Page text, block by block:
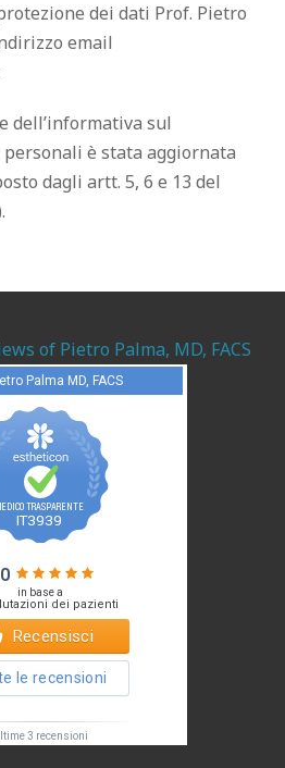
dei dati Prof. Pietro
email
dell’informativa sul
è stata aggiornata
dagli artt. 5, 6 e 13 del
.
of Pietro Palma, MD, FACS